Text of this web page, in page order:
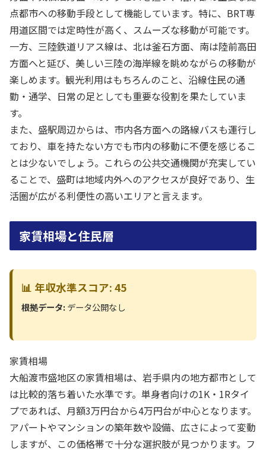
点都市への移動手段として機能しています。特に、BRT専
用道区間では定時性が高く、スムーズな移動が可能です。
一方、三陸鉄道リアス線は、北は釜石方面、南は陸前高田
方面へと延び、美しい三陸の海岸線を眺めながらの移動が
楽しめます。観光利用はもちろんのこと、沿線住民の通
勤・通学、日常の足としても重要な役割を果たしていま
す。
また、盛駅周辺からは、市内各方面への路線バスも運行し
ており、車を持たない方でも市内の移動に不便を感じるこ
とは少ないでしょう。これらの公共交通機関が充実してい
ることで、盛町は地域内外へのアクセスが良好であり、生
活圏が広がる利便性の高いエリアと言えます。
家賃相場と住民層
📊 年収水準スコア: 45
根拠データ:データ公開なし
家賃相場
大船渡市盛地区の家賃相場は、岩手県内の地方都市として
は比較的落ち着いた水準です。単身者向けの1K・1Rタイ
プであれば、月額3万円台から4万円台が中心となります。
アパートやマンションの築年数や設備、広さによって変動
しますが、この価格帯で十分な選択肢が見つかります。フ